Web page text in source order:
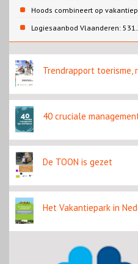
Hoods combineert op
recreatie en wonen
Logiesaanbod Vlaanderen:
slaapplaatsen
Trendrapport toerisme,
40 cruciale
De TOON is gezet
Het Vakantiepark in